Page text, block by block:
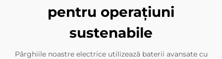
pentru operațiuni
sustenabile
Pârghiile noastre electrice utilizează baterii avansate cu